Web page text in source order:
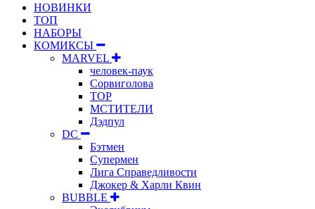
НОВИНКИ
ТОП
НАБОРЫ
КОМИКСЫ
MARVEL
человек-паук
Сорвиголова
ТОР
МСТИТЕЛИ
Дэдпул
DC
Бэтмен
Супермен
Лига Справедливости
Джокер & Харли Квин
BUBBLE